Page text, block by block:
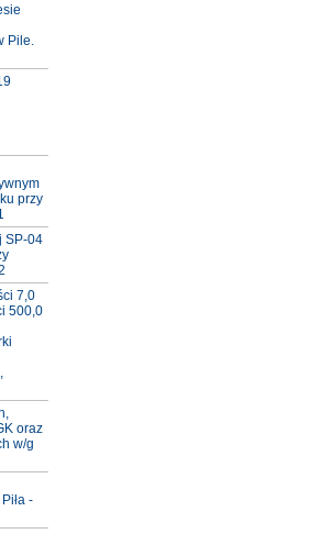
Pile.
przy
SP-04
7,0
500,0
oraz
w/g
-